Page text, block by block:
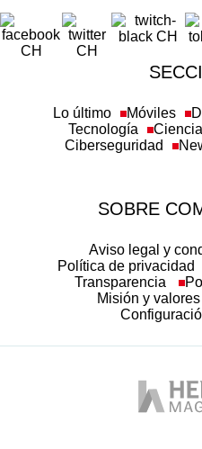
Lo último Móviles
Tecnología
Ciencia
Ciberseguridad
SOBRE
Aviso legal y
Política de privacidad
Transparencia
Misión y valores